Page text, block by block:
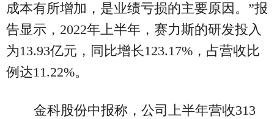
成本有所增加，是业绩亏损的主要原因。”报
告显示，2022年上半年，赛力斯的研发投入
为13.93亿元，同比增长123.17%，占营收比
例达11.22%。
金科股份中报称，公司上半年营收313